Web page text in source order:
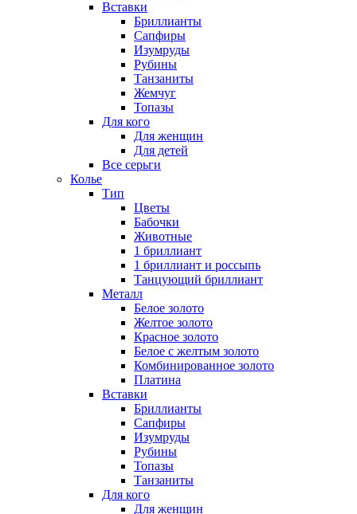
Вставки
Бриллианты
Сапфиры
Изумруды
Рубины
Танзаниты
Жемчуг
Топазы
Для кого
Для женщин
Для детей
Все серьги
Колье
Тип
Цветы
Бабочки
Животные
1 бриллиант
1 бриллиант и россыпь
Танцующий бриллиант
Металл
Белое золото
Желтое золото
Красное золото
Белое с желтым золото
Комбинированное золото
Платина
Вставки
Бриллианты
Сапфиры
Изумруды
Рубины
Топазы
Танзаниты
Для кого
Для женщин